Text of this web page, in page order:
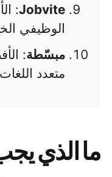
Jobvite
:
الوظيفي
مبسّطة:
متعدد اللغات
ما الذي